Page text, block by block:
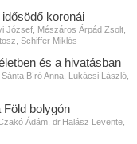
koronái
József, Mészáros Árpád Zsolt,
Schiffer Miklós
és a hivatásban
Bíró Anna, Lukácsi László,
Föld bolygón
Ádám, dr.Halász Levente,